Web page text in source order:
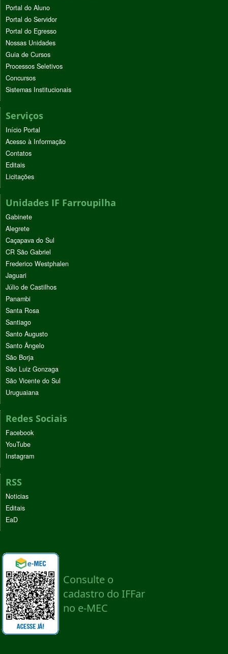
Portal do Aluno
Portal do Servidor
Portal do Egresso
Nossas Unidades
Guia de Cursos
Processos Seletivos
Concursos
Sistemas Institucionais
Serviços
Início Portal
Acesso à Informação
Contatos
Editais
Licitações
Unidades IF Farroupilha
Gabinete
Alegrete
Caçapava do Sul
CR São Gabriel
Frederico Westphalen
Jaguari
Júlio de Castilhos
Panambi
Santa Rosa
Santiago
Santo Augusto
Santo Ângelo
São Borja
São Luiz Gonzaga
São Vicente do Sul
Uruguaiana
Redes Sociais
Facebook
YouTube
Instagram
RSS
Noticias
Editais
EaD